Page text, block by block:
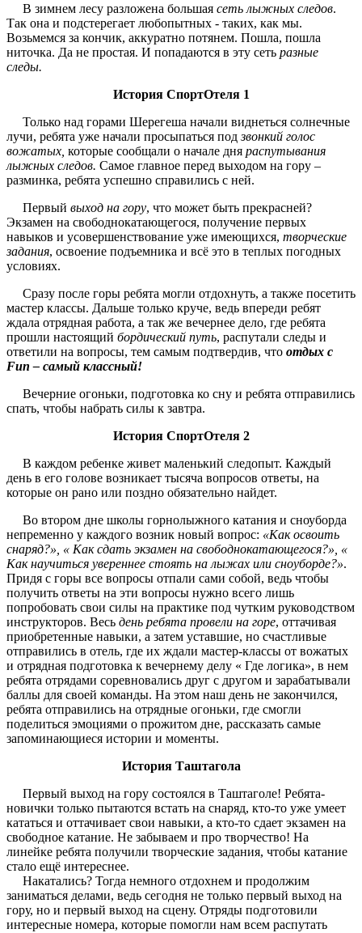
В зимнем лесу разложена большая сеть лыжных следов.
Так она и подстерегает любопытных - таких, как мы.
Возьмемся за кончик, аккуратно потянем. Пошла, пошла
ниточка. Да не простая. И попадаются в эту сеть разные
следы.
История СпортОтеля 1
Только над горами Шерегеша начали виднеться солнечные
лучи, ребята уже начали просыпаться подзвонкий голос
вожатых, которые сообщали о начале дня распутывания
лыжных следов. Самое главное перед выходом на гору –
разминка, ребята успешно справились с ней.
Первый выход на гору, что может быть прекрасней?
Экзамен на свободнокатающегося, получение первых
навыков и усовершенствование уже имеющихся, творческие
задания, освоение подъемника и всё это в теплых погодных
условиях.
Сразу после горы ребята могли отдохнуть, а также посетить
мастер классы. Дальше только круче, ведь впереди ребят
ждала отрядная работа, а так же вечернее дело, где ребята
прошли настоящий бордический путь, распутали следы и
ответили на вопросы, тем самым подтвердив, что отдых с
Fun – самый классный!
Вечерние огоньки, подготовка ко сну и ребята отправились
спать, чтобы набрать силы к завтра.
История СпортОтеля 2
В каждом ребенке живет маленький следопыт. Каждый
день в его голове возникает тысяча вопросов ответы, на
которые он рано или поздно обязательно найдет.
Во втором дне школы горнолыжного катания и сноуборда
непременно у каждого возник новый вопрос: «Как освоить
снаряд?», « Как сдать экзамен на свободнокатающегося?», «
Как научиться увереннее стоять на лыжах или сноуборде?».
Придя с горы все вопросы отпали сами собой, ведь чтобы
получить ответы на эти вопросы нужно всего лишь
попробовать свои силы на практике под чутким руководством
инструкторов. Весь день ребята провели на горе, оттачивая
приобретенные навыки, а затем уставшие, но счастливые
отправились в отель, где их ждали мастер-классы от вожатых
и отрядная подготовка к вечернему делу « Где логика», в нем
ребята отрядами соревновались друг с другом и зарабатывали
баллы для своей команды. На этом наш день не закончился,
ребята отправились на отрядные огоньки, где смогли
поделиться эмоциями о прожитом дне, рассказать самые
запоминающиеся истории и моменты.
История Таштагола
Первый выход на гору состоялся в Таштаголе! Ребята-
новички только пытаются встать на снаряд, кто-то уже умеет
кататься и оттачивает свои навыки, а кто-то сдает экзамен на
свободное катание. Не забываем и про творчество! На
линейке ребята получили творческие задания, чтобы катание
стало ещё интереснее.
Накатались? Тогда немного отдохнем и продолжим
заниматься делами, ведь сегодня не только первый выход на
гору, но и первый выход на сцену. Отряды подготовили
интересные номера, которые помогли нам всем распутать